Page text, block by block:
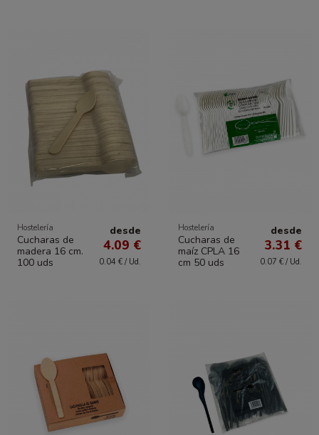
Hostelería
Cucharas de
madera 16 cm.
100 uds
desde
4.09 €
0.04 € / Ud.
Hostelería
Cucharas de
maíz CPLA 16
cm 50 uds
desde
3.31 €
0.07 € / Ud.